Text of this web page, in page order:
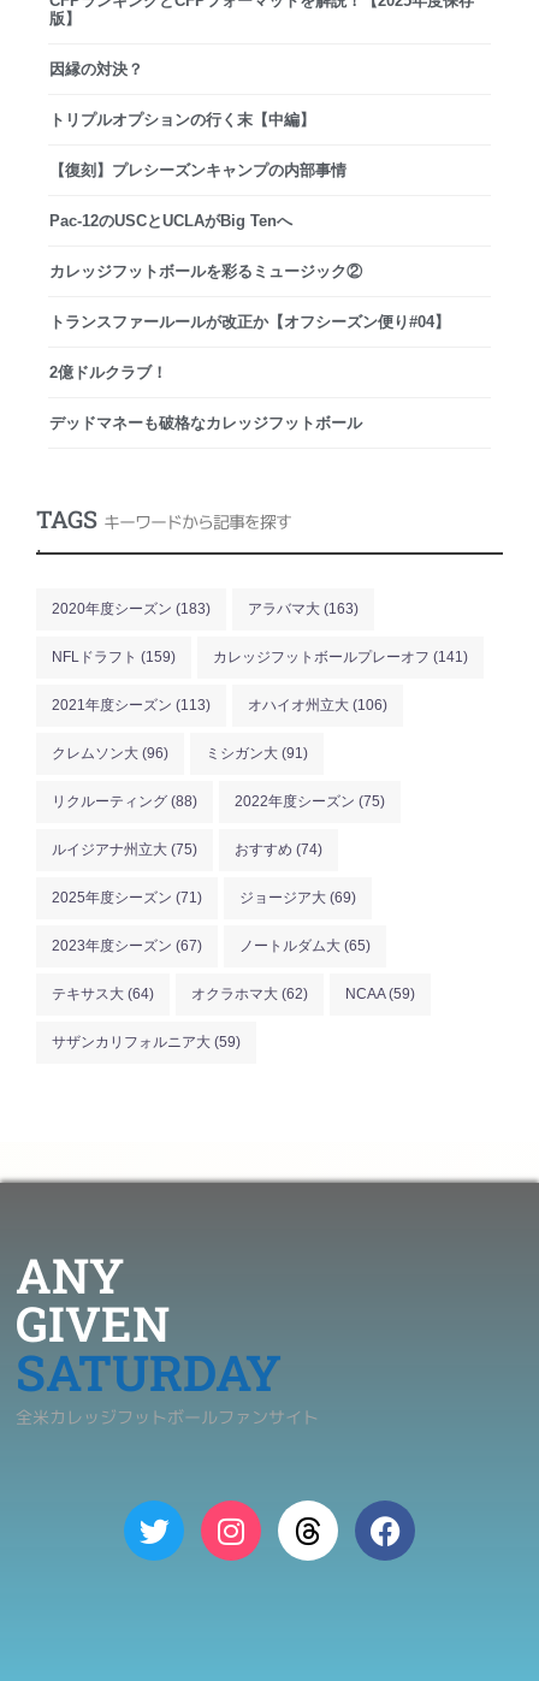
版】
因縁の対決？
トリプルオプションの行く末【中編】
【復刻】プレシーズンキャンプの内部事情
Pac-12のUSCとUCLAがBig Tenへ
カレッジフットボールを彩るミュージック②
トランスファールールが改正か【オフシーズン便り#04】
2億ドルクラブ！
デッドマネーも破格なカレッジフットボール
TAGS キーワードから記事を探す
.
2020年度シーズン (183) アラバマ大 (163)
NFLドラフト (159) カレッジフットボールプレーオフ (141)
2021年度シーズン (113) オハイオ州立大 (106)
クレムソン大 (96) ミシガン大 (91)
リクルーティング (88) 2022年度シーズン (75)
ルイジアナ州立大 (75) おすすめ (74)
2025年度シーズン (71) ジョージア大 (69)
2023年度シーズン (67) ノートルダム大 (65)
テキサス大 (64) オクラホマ大 (62) NCAA(59)
サザンカリフォルニア大 (59)
ANY
GIVEN
SATURDAY
全米カレッジフットボールファンサイト